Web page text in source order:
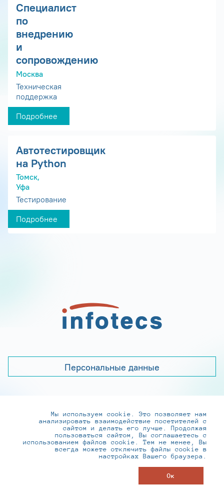
Специалист
по
внедрению
и
сопровождению
Москва
Техническая
поддержка
Подробнее
Автотестировщик
на Python
Томск,
Уфа
Тестирование
Подробнее
Персональные данные
+7 (495) 737-6192, 8-800-250-0-260
practice@infotecs.ru,hr@infotecs.ru
127273, г. Москва, Отрадная ул., 2Б строение 1
Мы используем cookie. Это позволяет нам
анализировать взаимодействие посетителей с
сайтом и делать его лучше. Продолжая
пользоваться сайтом, Вы соглашаетесь с
использованием файлов cookie. Тем не менее, Вы
всегда можете отключить файлы cookie в
настройках Вашего браузера.
Ок